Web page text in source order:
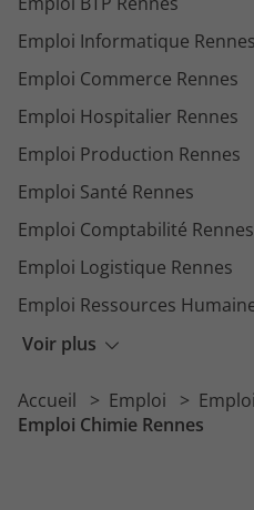
Voir plus
Emploi Informatique Rennes
Emploi Commerce Rennes
Emploi Hospitalier Rennes
Emploi Production Rennes
Emploi Santé Rennes
Emploi Comptabilité Rennes
Emploi Logistique Rennes
Emploi Ressources
Emploi Vente Rennes
Emploi Transport Rennes
Accueil Emploi
Emploi Chimie Rennes